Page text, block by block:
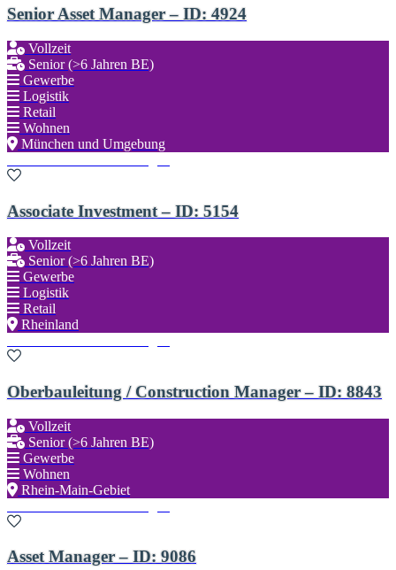
Senior Asset Manager – ID: 4924
Vollzeit
Senior (>6 Jahren BE)
Gewerbe
Logistik
Retail
Wohnen
München und Umgebung
Associate Investment – ID: 5154
Vollzeit
Senior (>6 Jahren BE)
Gewerbe
Logistik
Retail
Rheinland
Oberbauleitung / Construction Manager – ID: 8843
Vollzeit
Senior (>6 Jahren BE)
Gewerbe
Wohnen
Rhein-Main-Gebiet
Asset Manager – ID: 9086